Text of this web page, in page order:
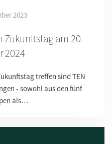
2023
Zukunftstag am 20.
2024
treffen sind TEN
- sowohl aus den fünf
als…